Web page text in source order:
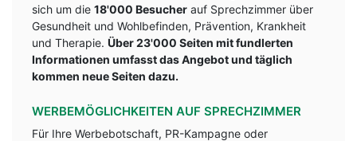
sich um die 18'000 Besucher auf Sprechzimmer über
Gesundheit und Wohlbefinden, Prävention, Krankheit
und Therapie. Über 23'000 Seiten mit fundlerten
Informationen umfasst das Angebot und täglich
kommen neue Seiten dazu.
WERBEMÖGLICHKEITEN AUF SPRECHZIMMER
Für Ihre Werbebotschaft, PR-Kampagne oder